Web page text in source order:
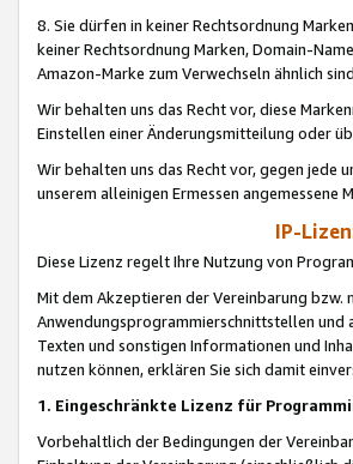
8. Sie dürfen in keiner Rechtsordnung
keiner Rechtsordnung Marken, Domain-
Amazon-Marke zum Verwechseln ähnlich
Wir behalten uns das Recht vor, diese
Einstellen einer Änderungsmitteilung oder
Wir behalten uns das Recht vor, gegen jede
unserem alleinigen Ermessen angemessene
IP-
Diese Lizenz regelt Ihre Nutzung von
Mit dem Akzeptieren der Vereinbarung
Anwendungsprogrammierschnittstellen und
Texten und sonstigen Informationen und
nutzen können, erklären Sie sich damit
1. Eingeschränkte Lizenz für
Vorbehaltlich der Bedingungen der